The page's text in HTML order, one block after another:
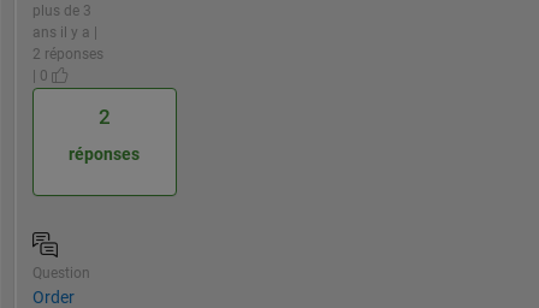
plus de 3
ans il y a |
2 réponses
| 0
2
réponses
Question
Order